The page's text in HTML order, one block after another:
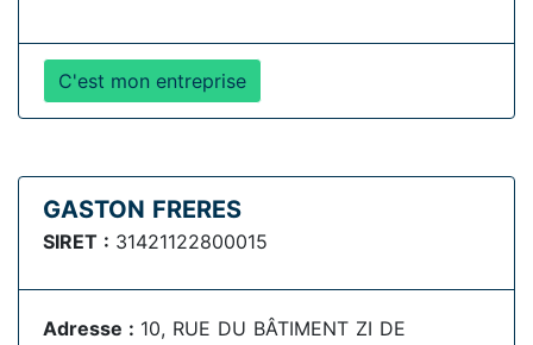
C'est mon entreprise
GASTON FRERES
SIRET : 31421122800015
Adresse : 10, RUE DU BÂTIMENT ZI DE